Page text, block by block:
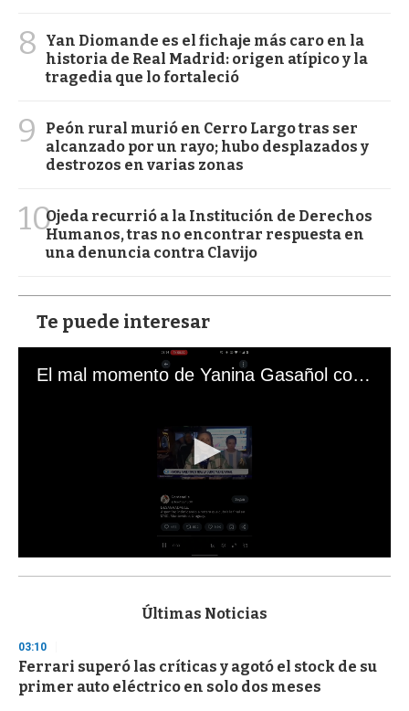
8
Yan Diomande es el fichaje más caro en la
historia de Real Madrid: origen atípico y la
tragedia que lo fortaleció
9
Peón rural murió en Cerro Largo tras ser
alcanzado por un rayo; hubo desplazados y
destrozos en varias zonas
10Ojeda recurrió a la Institución de Derechos
Humanos, tras no encontrar respuesta en
una denuncia contra Clavijo
Te puede interesar
El mal momento de Yanina Gasañol con un hincha argentino en "Subrayado"
s
d
s
o
f
Últimas Noticias
03:10
Ferrari superó las críticas y agotó el stock de su
primer auto eléctrico en solo dos meses